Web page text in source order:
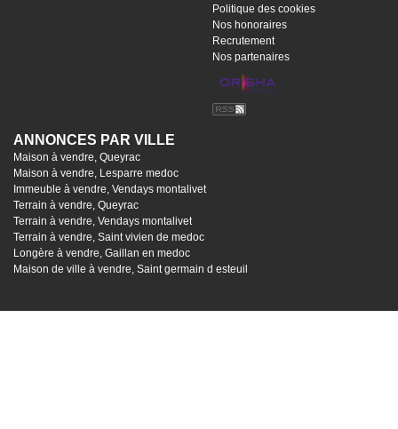
Politique des cookies
Nos honoraires
Recrutement
Nos partenaires
ANNONCES PAR VILLE
Maison à vendre, Queyrac
Maison à vendre, Lesparre medoc
Immeuble à vendre, Vendays montalivet
Terrain à vendre, Queyrac
Terrain à vendre, Vendays montalivet
Terrain à vendre, Saint vivien de medoc
Longère à vendre, Gaillan en medoc
Maison de ville à vendre, Saint germain d esteuil